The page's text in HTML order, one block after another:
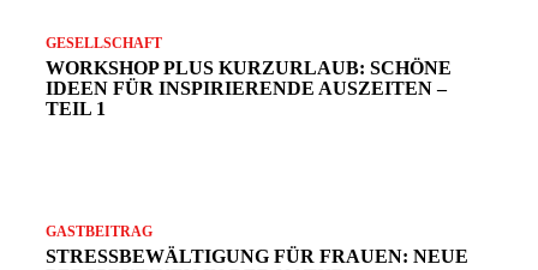
GESELLSCHAFT
WORKSHOP PLUS KURZURLAUB: SCHÖNE
IDEEN FÜR INSPIRIERENDE AUSZEITEN –
TEIL 1
GASTBEITRAG
STRESSBEWÄLTIGUNG FÜR FRAUEN: NEUE